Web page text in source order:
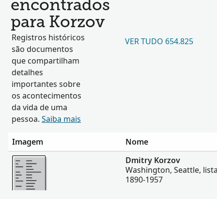
encontrados
para Korzov
Registros históricos
são documentos
que compartilham
detalhes
importantes sobre
os acontecimentos
da vida de uma
pessoa. Saiba mais
VER TUDO 654.825
Imagem
Nome
Mais
Dmitry Korzov
Washington, Seattle,
1890-1957